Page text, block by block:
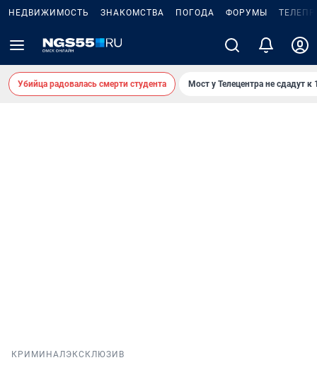
НЕДВИЖИМОСТЬ ЗНАКОМСТВА ПОГОДА ФОРУМЫ
Убийца радовалась смерти студента Мост у Телецентра не сдадут к
КРИМИНАЛ ЭКСКЛЮЗИВ